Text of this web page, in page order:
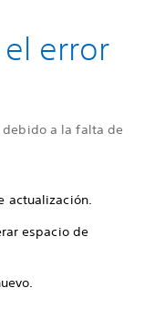
error
debido a la falta de
actualización.
espacio de